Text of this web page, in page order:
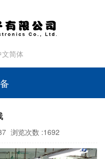
文简体
浏览次数 :1692